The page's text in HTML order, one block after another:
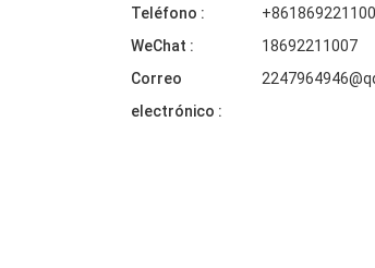
Teléfono :
WeChat :
18692211007
Correo
electrónico :